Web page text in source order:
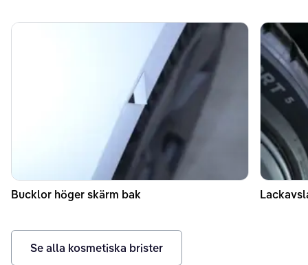
Bucklor höger skärm bak
Se alla kosmetiska brister